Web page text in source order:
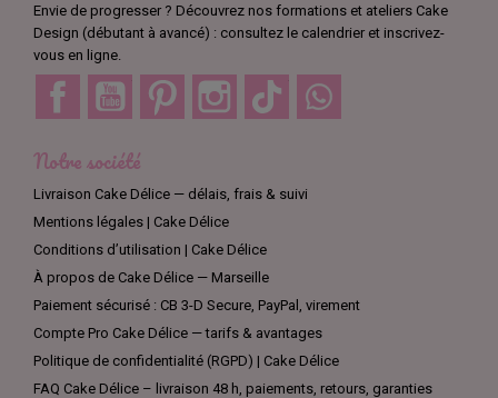
Envie de progresser ? Découvrez nos formations et ateliers Cake
Design (débutant à avancé) : consultez le calendrier et inscrivez-
vous en ligne.
Facebook YouTube Pinterest Instagram TikTok
Notre société
Livraison Cake Délice — délais, frais & suivi
Mentions légales | Cake Délice
Conditions d’utilisation | Cake Délice
À propos de Cake Délice — Marseille
Paiement sécurisé : CB 3-D Secure, PayPal, virement
Compte Pro Cake Délice — tarifs & avantages
Politique de confidentialité (RGPD) | Cake Délice
FAQ Cake Délice – livraison 48 h, paiements, retours, garanties